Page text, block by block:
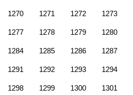
1270 1271 1272 1273
1277 1278 1279 1280
1284 1285 1286 1287
1291 1292 1293 1294
1298 1299 1300 1301